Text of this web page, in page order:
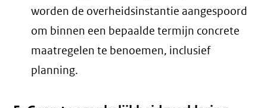
worden de overheidsinstantie aangespoord
om binnen een bepaalde termijn concrete
maatregelen te benoemen, inclusief
planning.